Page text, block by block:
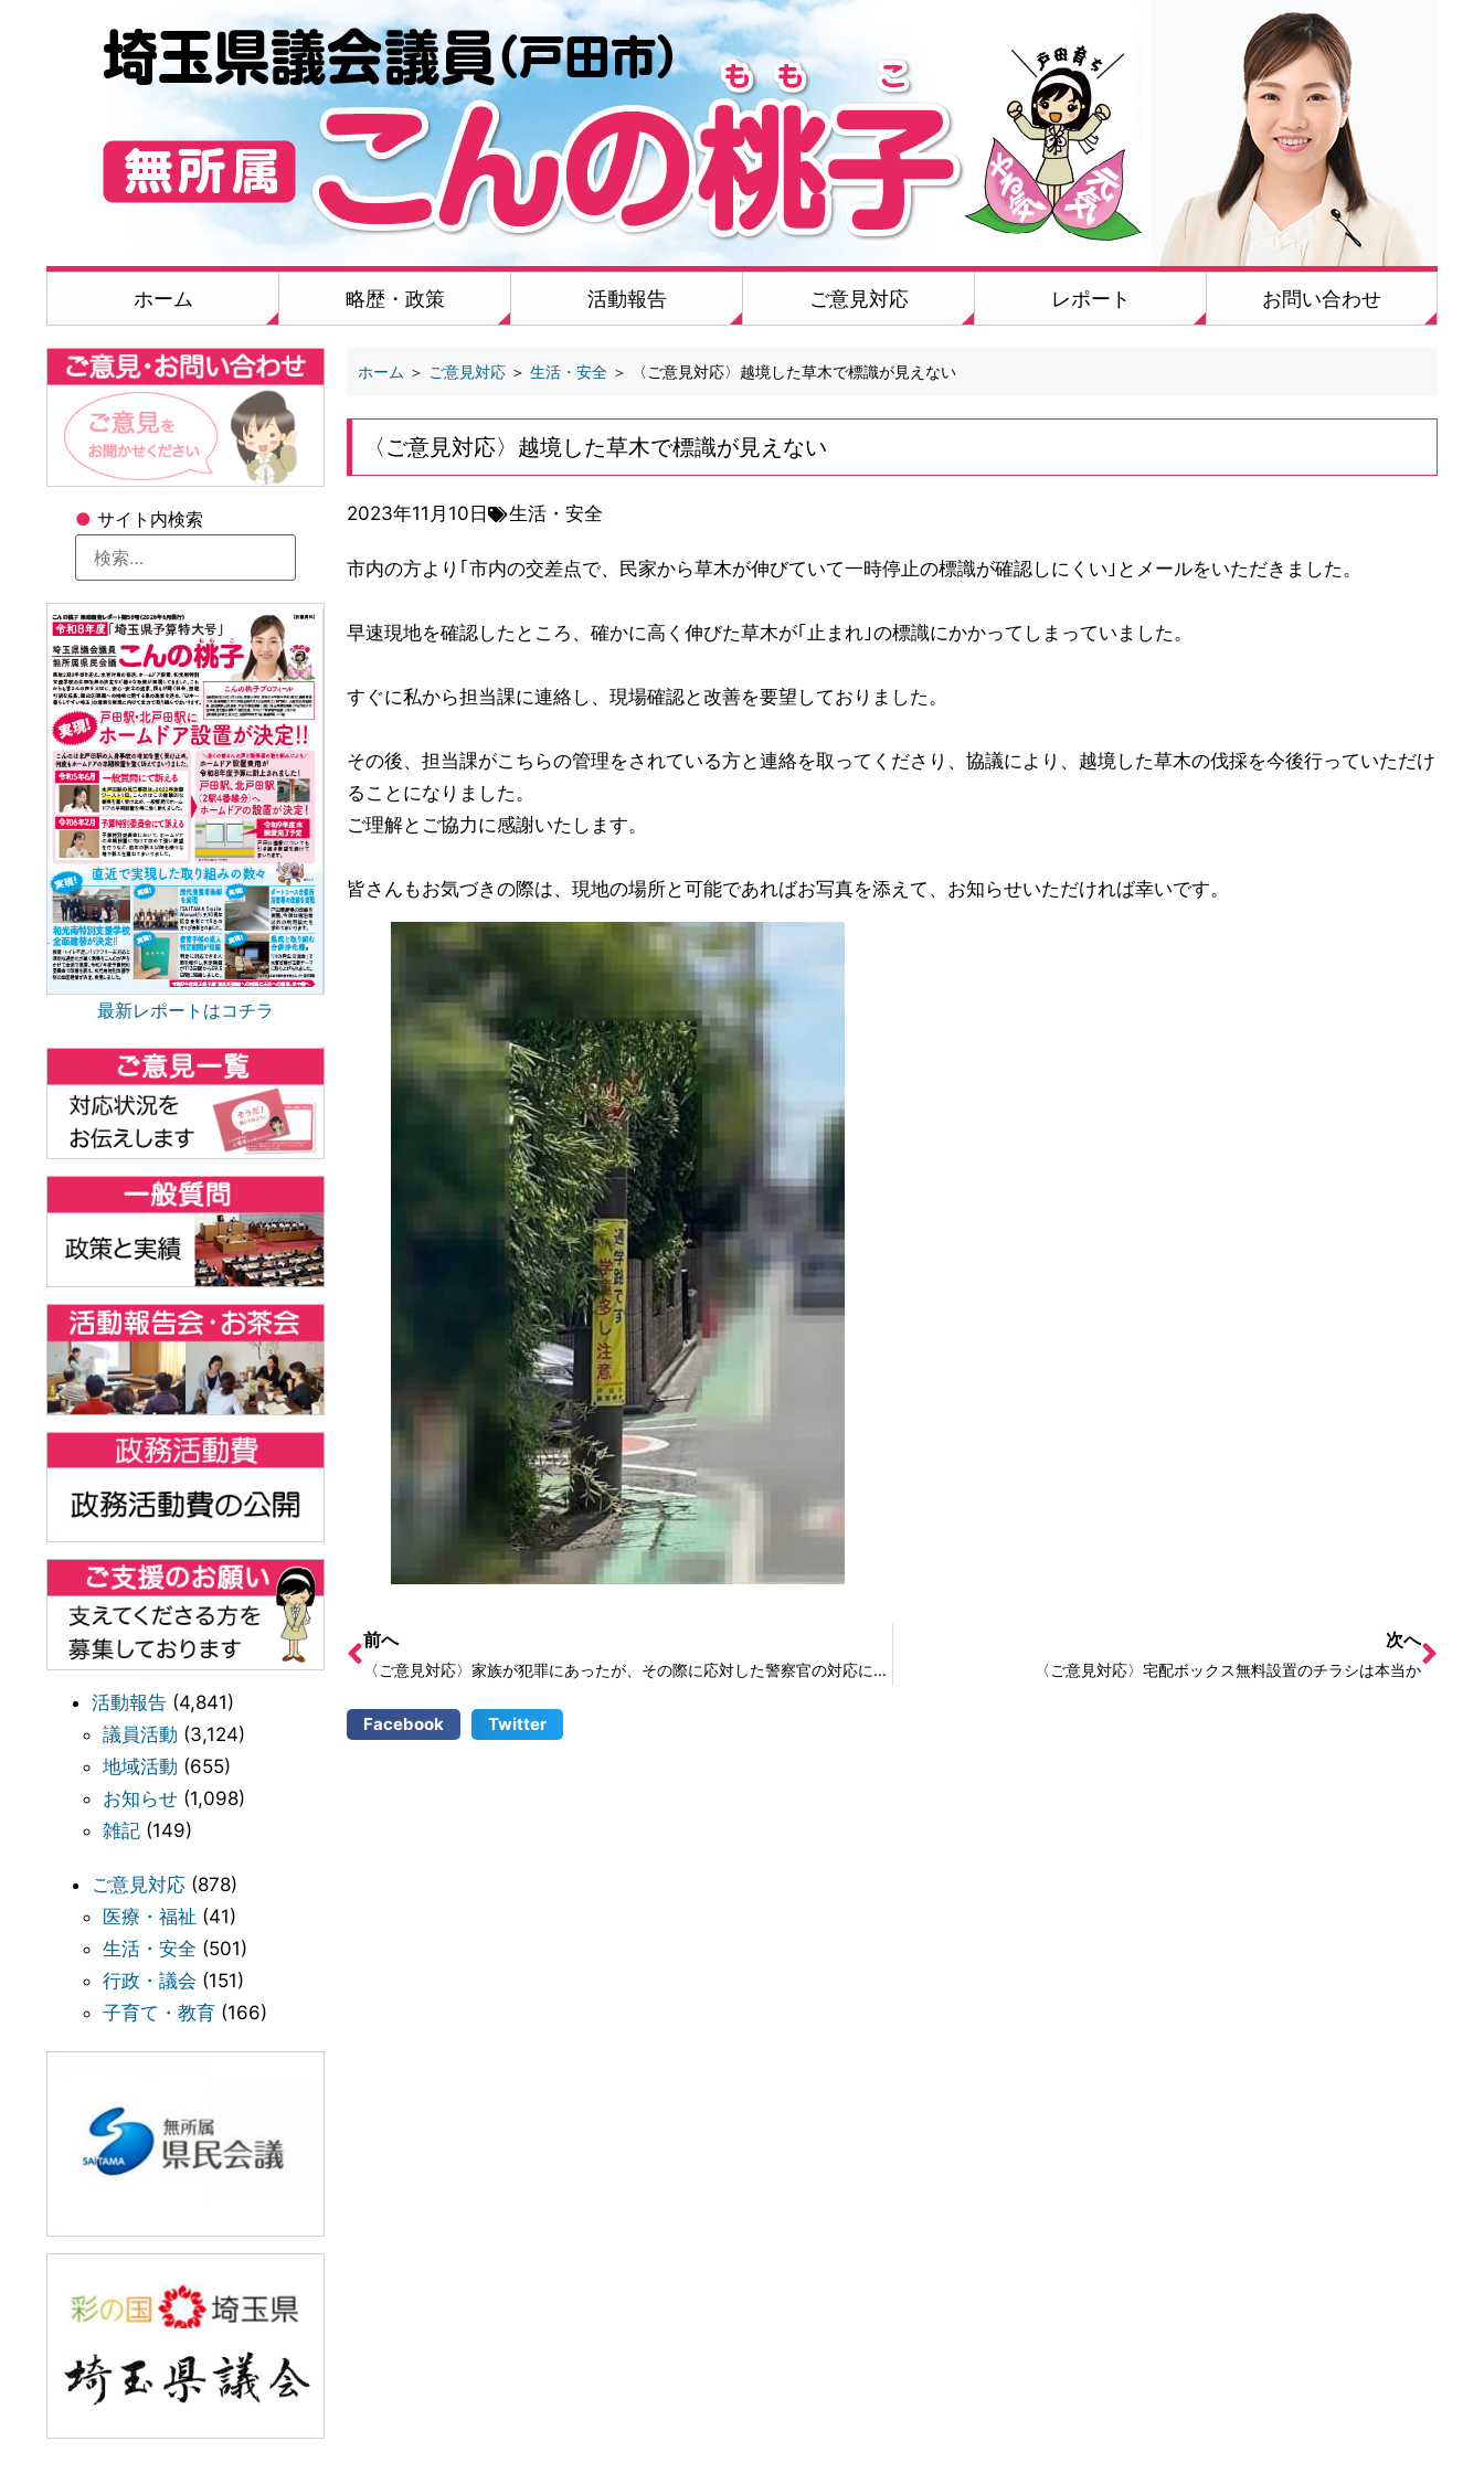
ホーム 略歴・政策 活動報告 ご意見対応 レポート お問い合わせ
● サイト内検索
最新レポートはコチラ
活動報告 (4,841)
議員活動 (3,124)
地域活動 (655)
お知らせ (1,098)
雑記 (149)
ご意見対応 (878)
医療・福祉 (41)
生活・安全 (501)
行政・議会 (151)
子育て・教育 (166)
ホーム ＞ ご意見対応 ＞ 生活・安全 ＞ 〈ご意見対応〉越境した草木で標識が見えない
〈ご意見対応〉越境した草木で標識が見えない
2023年11月10日 生活・安全
市内の方より｢市内の交差点で、民家から草木が伸びていて一時停止の標識が確認しにくい｣とメールをいただきました。
早速現地を確認したところ、確かに高く伸びた草木が｢止まれ｣の標識にかかってしまっていました。
すぐに私から担当課に連絡し、現場確認と改善を要望しておりました。
その後、担当課がこちらの管理をされている方と連絡を取ってくださり、協議により、越境した草木の伐採を今後行っていただけ
ることになりました。
ご理解とご協力に感謝いたします。
皆さんもお気づきの際は、現地の場所と可能であればお写真を添えて、お知らせいただければ幸いです。
前へ
〈ご意見対応〉家族が犯罪にあったが、その際に応対した警察官の対応に不信感がある
次へ
〈ご意見対応〉宅配ボックス無料設置のチラシは本当か
Facebook Twitter